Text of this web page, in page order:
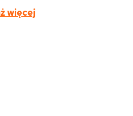
więcej